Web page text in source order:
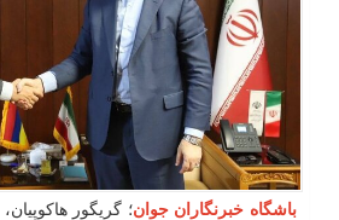
باشگاه خبرنگاران جوان؛ گریگور